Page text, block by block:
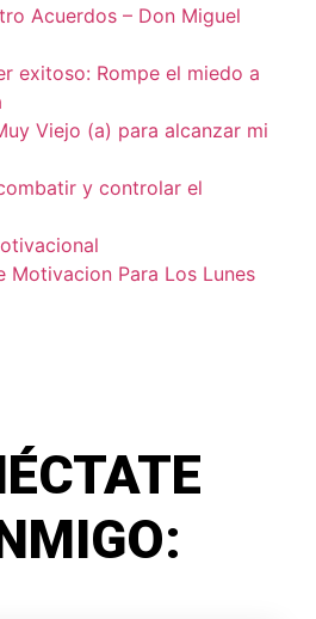
Acuerdos – Don Miguel
exitoso: Rompe el miedo a
Viejo (a) para alcanzar mi
y controlar el
Motivacion Para Los Lunes